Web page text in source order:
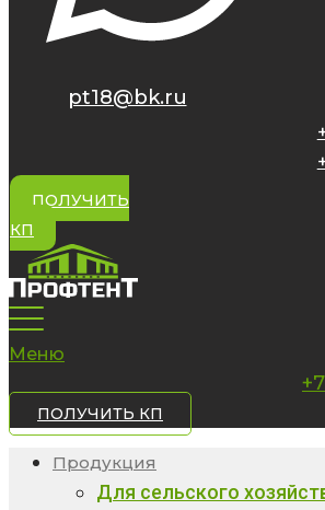
pt18@bk.ru
ПОЛУЧИТЬ
КП
Меню
ПОЛУЧИТЬ КП
Продукция
Для сельского